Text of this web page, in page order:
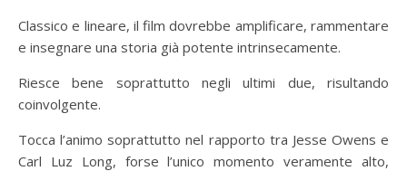
Classico e lineare, il film dovrebbe amplificare, rammentare
e insegnare una storia già potente intrinsecamente.
Riesce bene soprattutto negli ultimi due, risultando
coinvolgente.
Tocca l’animo soprattutto nel rapporto tra Jesse Owens e
Carl Luz Long, forse l’unico momento veramente alto,